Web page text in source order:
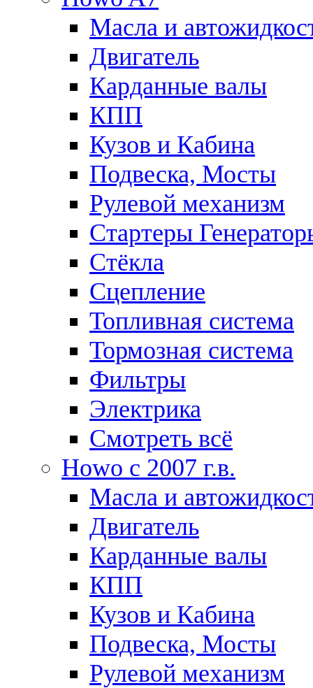
Масла и
Двигатель
Карданные валы
КПП
Кузов и Кабина
Подвеска, Мосты
Рулевой механизм
Стартеры
Стёкла
Сцепление
Топливная система
Тормозная система
Фильтры
Электрика
Смотреть всё
Howo c 2007 г.в.
Масла и
Двигатель
Карданные валы
КПП
Кузов и Кабина
Подвеска, Мосты
Рулевой механизм